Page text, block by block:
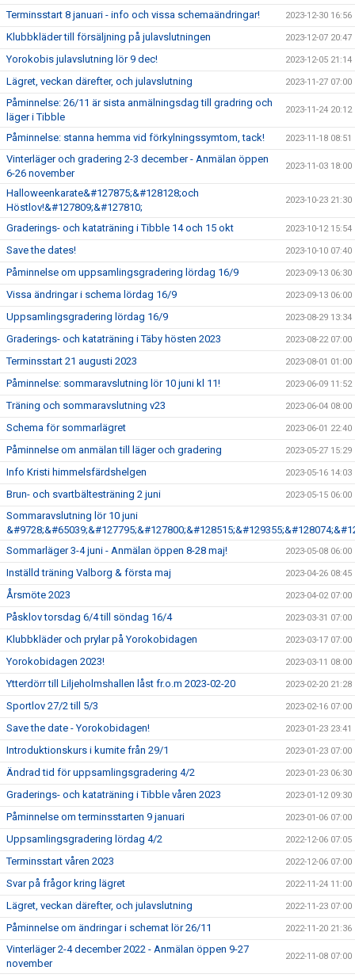
Terminsstart 8 januari - info och vissa schemaändringar! 2023-12-30 16:56
Klubbkläder till försäljning på julavslutningen 2023-12-07 20:47
Yorokobis julavslutning lör 9 dec! 2023-12-05 21:14
Lägret, veckan därefter, och julavslutning 2023-11-27 07:00
Påminnelse: 26/11 är sista anmälningsdag till gradring och
läger i Tibble
2023-11-24 20:12
Påminnelse: stanna hemma vid förkylningssymtom, tack! 2023-11-18 08:51
Vinterläger och gradering 2-3 december - Anmälan öppen
6-26 november
2023-11-03 18:00
Halloweenkarate&#127875;&#128128;och
Höstlov!&#127809;&#127810;
2023-10-23 21:30
Graderings- och kataträning i Tibble 14 och 15 okt 2023-10-12 15:54
Save the dates! 2023-10-10 07:40
Påminnelse om uppsamlingsgradering lördag 16/9 2023-09-13 06:30
Vissa ändringar i schema lördag 16/9 2023-09-13 06:00
Uppsamlingsgradering lördag 16/9 2023-08-29 13:34
Graderings- och kataträning i Täby hösten 2023 2023-08-22 07:00
Terminsstart 21 augusti 2023 2023-08-01 01:00
Påminnelse: sommaravslutning lör 10 juni kl 11! 2023-06-09 11:52
Träning och sommaravslutning v23 2023-06-04 08:00
Schema för sommarlägret 2023-06-01 22:40
Påminnelse om anmälan till läger och gradering 2023-05-27 15:29
Info Kristi himmelsfärdshelgen 2023-05-16 14:03
Brun- och svartbältesträning 2 juni 2023-05-15 06:00
Sommaravslutning lör 10 juni
Sommarläger 3-4 juni - Anmälan öppen 8-28 maj!
2023-05-08 06:00
Inställd träning Valborg & första maj 2023-04-26 08:45
Årsmöte 2023 2023-04-02 07:00
Påsklov torsdag 6/4 till söndag 16/4 2023-03-31 07:00
Klubbkläder och prylar på Yorokobidagen 2023-03-17 07:00
Yorokobidagen 2023! 2023-03-11 08:00
Ytterdörr till Liljeholmshallen låst fr.o.m 2023-02-20 2023-02-20 21:28
Sportlov 27/2 till 5/3 2023-02-16 07:00
Save the date - Yorokobidagen! 2023-01-23 23:41
Introduktionskurs i kumite från 29/1 2023-01-23 07:00
Ändrad tid för uppsamlingsgradering 4/2 2023-01-23 06:30
Graderings- och kataträning i Tibble våren 2023 2023-01-12 09:30
Påminnelse om terminsstarten 9 januari 2023-01-06 07:00
Uppsamlingsgradering lördag 4/2 2022-12-06 07:05
Terminsstart våren 2023 2022-12-06 07:00
Svar på frågor kring lägret 2022-11-24 11:00
Lägret, veckan därefter, och julavslutning 2022-11-23 07:00
Påminnelse om ändringar i schemat lör 26/11 2022-11-20 21:36
Vinterläger 2-4 december 2022 - Anmälan öppen 9-27
november
2022-11-08 07:00